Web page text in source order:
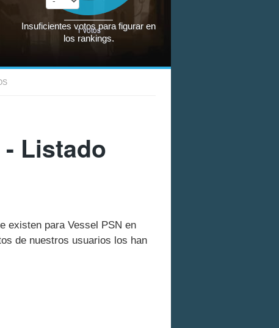
1votos
Insuficientes votos para figurar en
los rankings.
- Listado
existen para Vessel PSN en
de nuestros usuarios los han